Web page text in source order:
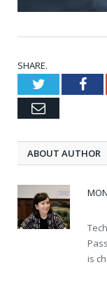
SHARE.
Twitter
Email
ABOUT AUTHOR
is